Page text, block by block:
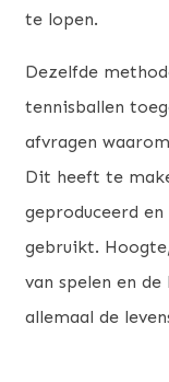
te lopen.
Dezelfde
tennisballen
afvragen
Dit heeft te
geproduceerd
gebruikt.
van spelen en
allemaal de